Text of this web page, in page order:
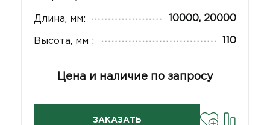
Длина, мм: 10000, 20000
Высота, мм : 110
Цена и наличие по запросу
ЗАКАЗАТЬ